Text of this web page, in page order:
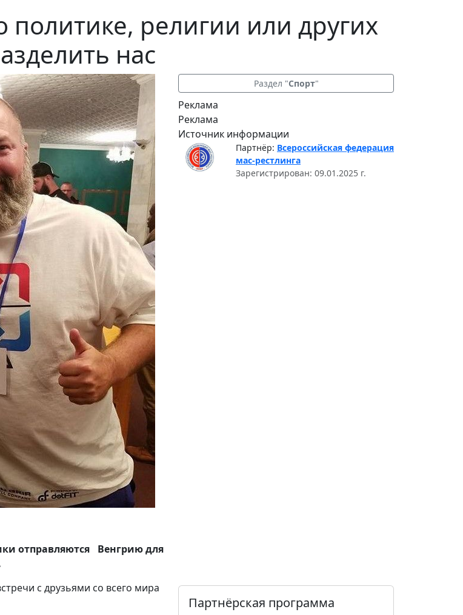
религии или других
нас
отправляются Венгрию для
с друзьями со всего мира
Раздел "Спорт"
Реклама
Реклама
Источник информации
Партнёр: Всероссийская федерация
мас-рестлинга
Зарегистрирован: 09.01.2025 г.
Партнёрская программа